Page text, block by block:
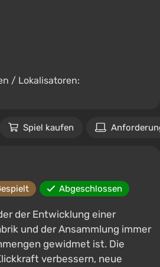
/ Lokalisatoren:
Spiel kaufen
Abgeschlossen
der Entwicklung einer
und der Ansammlung immer
gewidmet ist. Die
verbessern, neue